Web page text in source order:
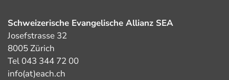
Schweizerische Evangelische Allianz SEA
Josefstrasse 32
8005 Zürich
Tel 043 344 72 00
info(at)each.ch